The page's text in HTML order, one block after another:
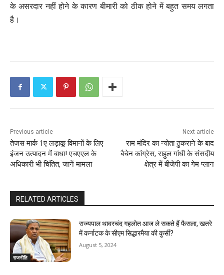
के असरदार नहीं होने के कारण बीमारी को ठीक होने में बहुत समय लगता
है।
Previous article
तेजस मार्क 1ए लड़ाकू विमानों के लिए
इंजन उत्‍पादन में बाधा! एचएएल के
अधिकारी भी चिंतित, जानें मामला
Next article
राम मंदिर का न्योता ठुकराने के बाद
बैचेन कांग्रेस, राहुल गांधी के संसदीय
क्षेत्र में बीजेपी का गेम प्‍लान
RELATED ARTICLES
राजनीति
राज्यपाल थावरचंद गहलोत आज ले सकते हैं फैसला, खतरे
में कर्नाटक के सीएम सिद्धारमैया की कुर्सी?
August 5, 2024